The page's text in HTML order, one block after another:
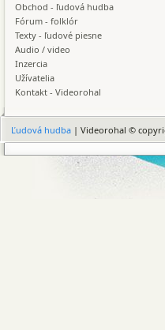
Obchod - ľudová hudba
Fórum - folklór
Texty - ľudové piesne
Audio / video
Inzercia
Užívatelia
Kontakt - Videorohal
Ľudová hudba | Videorohal ©